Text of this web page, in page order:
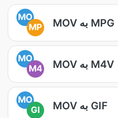
MO
MP
MOV به MPG
MO
M4
MOV به M4V
MO
GI
MOV به GIF